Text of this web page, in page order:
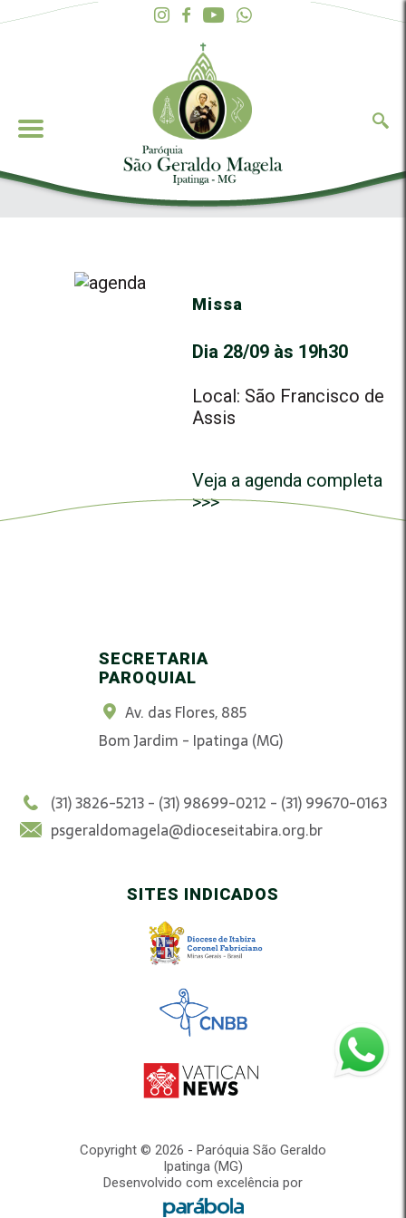
Missa
Dia 28/09 às 19h30
Local: São Francisco de
Assis
Veja a agenda completa
>>>
SECRETARIA
PAROQUIAL
Av. das Flores, 885
Bom Jardim - Ipatinga (MG)
(31) 3826-5213 - (31) 98699-0212 - (31) 99670-0163
psgeraldomagela@dioceseitabira.org.br
SITES INDICADOS
Copyright © 2026 - Paróquia São Geraldo
Ipatinga (MG)
Desenvolvido com excelência por